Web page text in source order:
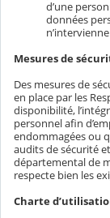
d’une
données
Mesures de
Des mesures de
en place par les
disponibilité,
personnel afin
endommagées ou
audits de sécurité
départemental de
respecte bien les
Charte